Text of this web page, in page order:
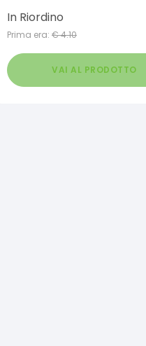
TAMPONE
DITA
In Riordino
Prima era: €4.10
VAI AL PRODOTTO